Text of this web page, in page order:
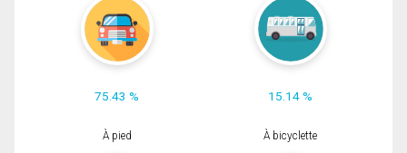
75.43 % 15.14 %
À pied À bicyclette